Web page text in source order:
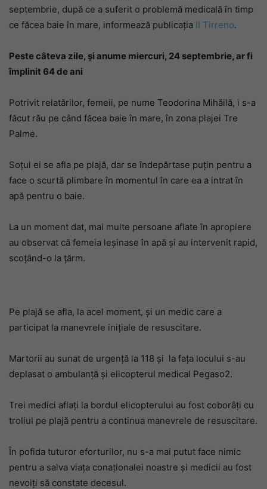
septembrie, după ce a suferit o problemă medicală în timp
ce făcea baie în mare, informează publicația Il Tirreno.
Peste câteva zile, și anume miercuri, 24 septembrie, ar fi
împlinit 64 de ani
Potrivit relatărilor, femeii, pe nume Teodorina Mihăilă, i s-a
făcut rău pe când făcea baie în mare, în zona plajei Tre
Palme.
Soţul ei se afla pe plajă, dar se îndepărtase puțin pentru a
face o scurtă plimbare în momentul în care ea a intrat în
apă pentru o baie.
La un moment dat, mai multe persoane aflate în apropiere
au observat că femeia leșinase în apă şi au intervenit rapid,
scoţând-o la ţărm.
Pe plajă se afla, la acel moment, şi un medic care a
participat la manevrele iniţiale de resuscitare.
Martorii au sunat de urgență la 118 și la faţa locului s-au
deplasat o ambulanţă şi elicopterul medical Pegaso2.
Trei medici aflaţi la bordul elicopterului au fost coborâţi cu
troliul pe plajă pentru a continua manevrele de resuscitare.
În pofida tuturor eforturilor, nu s-a mai putut face nimic
pentru a salva viața conaționalei noastre și medicii au fost
nevoiți să constate decesul.